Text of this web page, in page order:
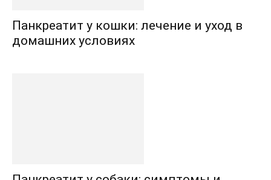
Панкреатит у кошки: лечение и уход в
домашних условиях